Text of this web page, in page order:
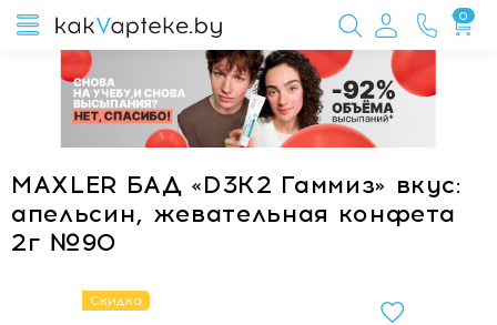
0
MAXLER БАД «D3K2 Гаммиз» вкус:
апельсин, жевательная конфета
2г №90
Скидка